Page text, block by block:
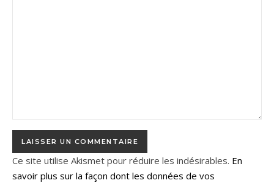
Ce site utilise Akismet pour réduire les indésirables. En
savoir plus sur la façon dont les données de vos